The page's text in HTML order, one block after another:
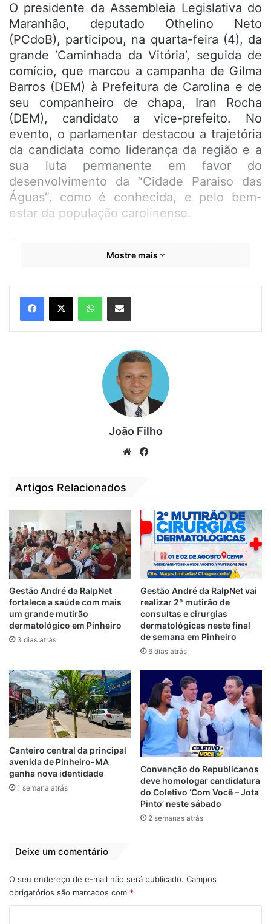
O presidente da Assembleia Legislativa do
Maranhão, deputado Othelino Neto
(PCdoB), participou, na quarta-feira (4), da
grande ‘Caminhada da Vitória’, seguida de
comício, que marcou a campanha de Gilma
Barros (DEM) à Prefeitura de Carolina e de
seu companheiro de chapa, Iran Rocha
(DEM), candidato a vice-prefeito. No
evento, o parlamentar destacou a trajetória
da candidata como liderança da região e a
sua luta permanente em favor do
desenvolvimento da “Cidade Paraiso das
Águas”, como é conhecida, e pelo bem-
estar da população carolinense.
caminhada realizada pelas ruas do bairro
cidade. Em apoio a Gilma e Iran, milhares
de apoiadores entusiasmados percorreram
um longo percurso até a rua Carajás, onde
O deputado Othelino afirmou ser um
entusiasta da candidatura de Gilma Barros
pelas muitas qualidades que ela tem,
sempre sensível com as demandas da
população de Carolina.
além disso, é a mais capacitada para
administrar a cidade porque sabe
exatamente o que fazer para valorizar todos
os atrativos que Carolina tem como cidade
turística, sem deixar de priorizar os serviços
que promovam o bem-estar do povo
carolinense. O grupo político de Gilma já
tem grandes trabalhos executados na
cidade e vai fazer muito mais agora “,
afirmou Othelino.
O parlamentar ressaltou ainda que os
muitos atrativos ofertados pelo município,
com sua exuberância natural e sendo um
dos mais importantes destinos turísticos do
Maranhão, fazem de Carolina uma cidade
especial. “Por esse e outros aspectos,
merece gestores que entendam essa
vocação do lugar e saibam cuidar com
carinho do seu povo e dos visitantes. E
Gilma terá esse olhar especial como
Gilma Barros agradeceu a presença do
deputado no ato, que promoveu uma
verdadeira onda verde pelas ruas da
Mostre mais
João Filho
We
Artigos Relacionados
Gestão André da RalpNet
fortalece a saúde com mais
um grande mutirão
dermatológico em Pinheiro
3 dias atrás
Gestão André da RalpNet vai
realizar 2º mutirão de
consultas e cirurgias
dermatológicas neste final
de semana em Pinheiro
6 dias atrás
Canteiro central da principal
avenida de Pinheiro-MA
ganha nova identidade
1 semana atrás
Convenção do Republicanos
deve homologar candidatura
do Coletivo ‘Com Você – Jota
Pinto’ neste sábado
2 semanas atrás
Deixe um comentário
O seu endereço de e-mail não será publicado. Campos
obrigatórios são marcados com *